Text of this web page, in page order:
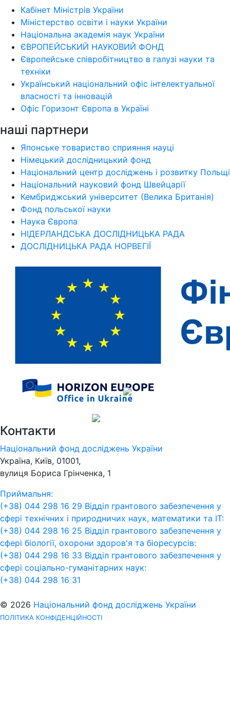
Кабінет Міністрів України
Міністерство освіти і науки України
Національна академія наук України
ЄВРОПЕЙСЬКИЙ НАУКОВИЙ ФОНД
Європейське співробітництво в галузі науки та
техніки
Український національний офіс інтелектуальної
власності та інновацій
Офіс Горизонт Європа в Україні
наші партнери
Японське товариство сприяння науці
Німецький дослідницький фонд
Національний центр досліджень і розвитку Польщі
Національний науковий фонд Швейцарії
Кембриджський університет (Велика Британія)
Фонд польської науки
Наука Європа
НІДЕРЛАНДСЬКА ДОСЛІДНИЦЬКА РАДА
ДОСЛІДНИЦЬКА РАДА НОРВЕГІЇ
Контакти
Національний фонд досліджень України
Україна, Київ, 01001,
вулиця Бориса Грінченка, 1
Приймальня:
(+38) 044 298 16 29 Відділ грантового забезпечення у
сфері технічних і природничих наук, математики та ІТ:
(+38) 044 298 16 25 Відділ грантового забезпечення у
сфері біології, охорони здоров'я та біоресурсів:
(+38) 044 298 16 33 Відділ грантового забезпечення у
сфері соціально-гуманітарних наук:
(+38) 044 298 16 31
© 2026 Національний фонд досліджень України
ПОЛІТИКА КОНФІДЕНЦІЙНОСТІ